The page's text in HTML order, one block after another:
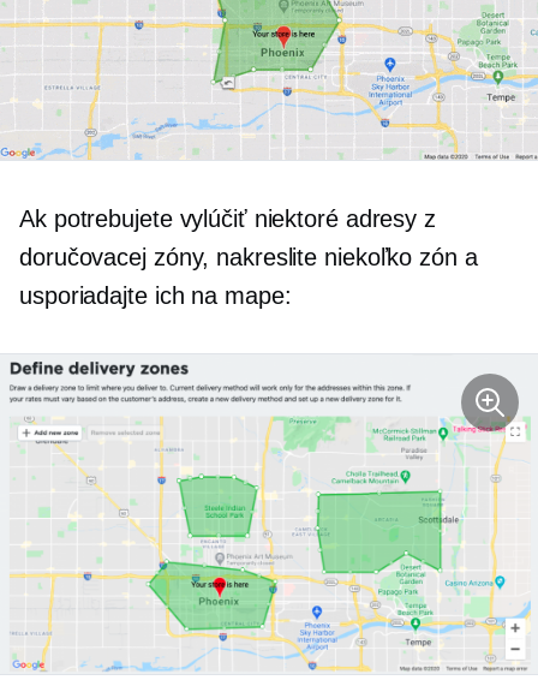
Ak potrebujete vylúčiť niektoré adresy z
doručovacej zóny, nakreslite niekoľko zón a
usporiadajte ich na mape: